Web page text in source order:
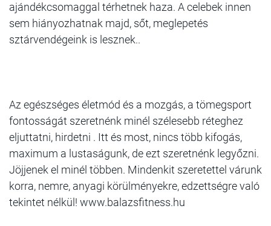
ajándékcsomaggal térhetnek haza. A celebek innen
sem hiányozhatnak majd, sőt, meglepetés
sztárvendégeink is lesznek..
Az egészséges életmód és a mozgás, a tömegsport
fontosságát szeretnénk minél szélesebb réteghez
eljuttatni, hirdetni . Itt és most, nincs több kifogás,
maximum a lustaságunk, de ezt szeretnénk legyőzni.
Jöjjenek el minél többen. Mindenkit szeretettel várunk
korra, nemre, anyagi körülményekre, edzettségre való
tekintet nélkül! www.balazsfitness.hu